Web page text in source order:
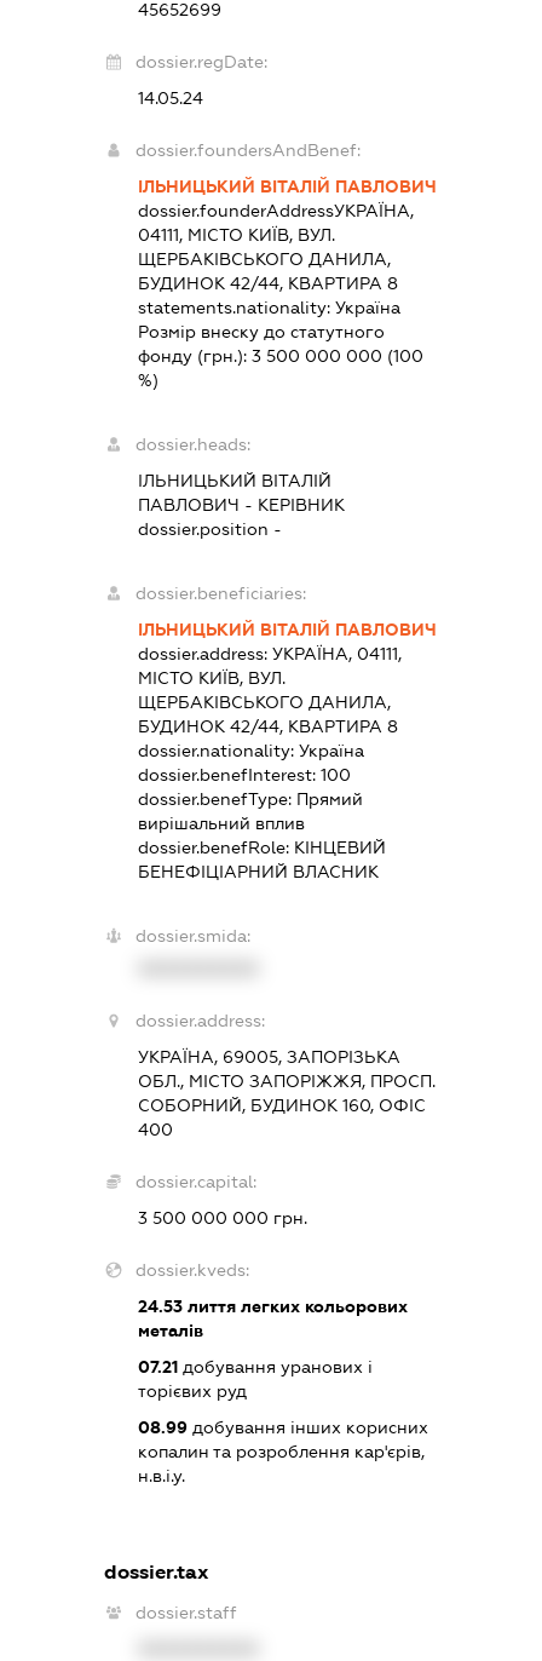
45652699
dossier.regDate:
14.05.24
dossier.foundersAndBenef:
ІЛЬНИЦЬКИЙ ВІТАЛІЙ ПАВЛОВИЧ
dossier.founderAddressУКРАЇНА,
04111, МІСТО КИЇВ, ВУЛ.
ЩЕРБАКІВСЬКОГО ДАНИЛА,
БУДИНОК 42/44, КВАРТИРА 8
statements.nationality:Україна
Розмір внеску до статутного
фонду (грн.):3 500 000 000 (100
%)
dossier.heads:
ІЛЬНИЦЬКИЙ ВІТАЛІЙ
ПАВЛОВИЧ - КЕРІВНИК
dossier.position -
dossier.beneficiaries:
ІЛЬНИЦЬКИЙ ВІТАЛІЙ ПАВЛОВИЧ
dossier.address:УКРАЇНА, 04111,
МІСТО КИЇВ, ВУЛ.
ЩЕРБАКІВСЬКОГО ДАНИЛА,
БУДИНОК 42/44, КВАРТИРА 8
dossier.nationality:Україна
dossier.benefInterest:100
dossier.benefType: Прямий
вирішальний вплив
dossier.benefRole: КІНЦЕВИЙ
БЕНЕФІЦІАРНИЙ ВЛАСНИК
dossier.smida:
dossier.address:
УКРАЇНА, 69005, ЗАПОРІЗЬКА
ОБЛ., МІСТО ЗАПОРІЖЖЯ, ПРОСП.
СОБОРНИЙ, БУДИНОК 160, ОФІС
400
dossier.capital:
3 500 000 000 грн.
dossier.kveds:
24.53 лиття легких кольорових
металів
07.21 добування уранових і
торієвих руд
08.99 добування інших корисних
копалин та розроблення кар'єрів,
н.в.і.у.
dossier.tax
dossier.staff